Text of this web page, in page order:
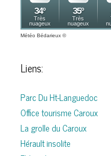
Météo Bédarieux ©
Liens:
Parc Du Ht-Languedoc
Office tourisme Caroux
La grolle du Caroux
Hérault insolite